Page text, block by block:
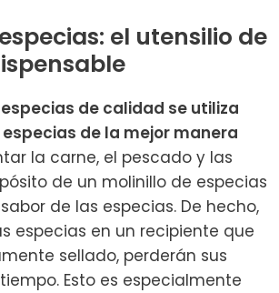
el utensilio de
de calidad se utiliza
de la mejor manera
la carne, el pescado y las
de un molinillo de especias
de las especias. De hecho,
especias en un recipiente que
sellado, perderán sus
Esto es especialmente